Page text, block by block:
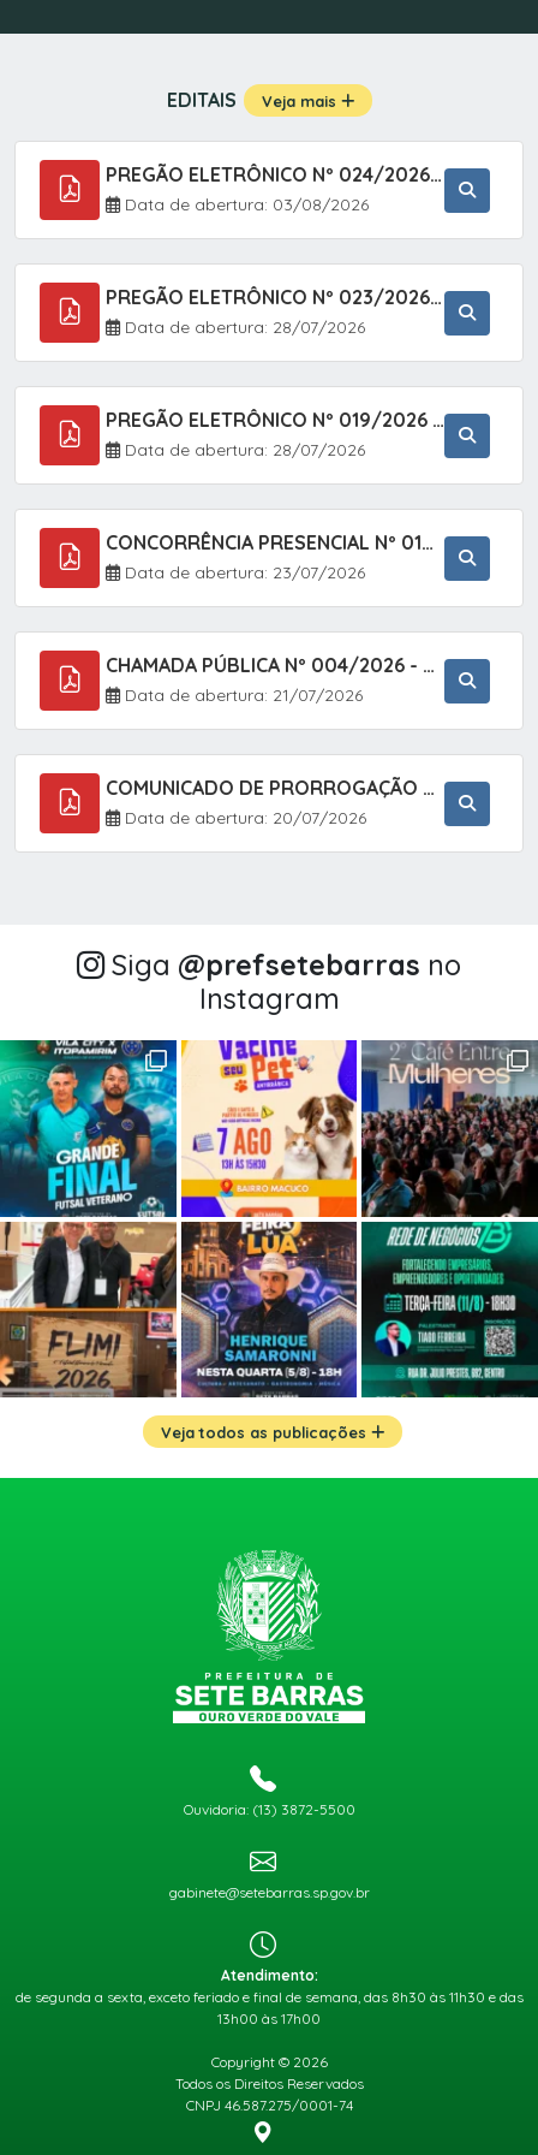
EDITAIS Veja mais
PREGÃO ELETRÔNICO Nº 024/2026 - AQUISIÇÃO DE GÁS MEDICINAL TIPO OXIGÊNIO (1,00 M3, 3,00 M3 E 10,00 M3), EM ATENDIMENTO À SECRETARIA MUNICIPAL DE SAÚDE, ATRAVÉS DO SISTEMA DE REGISTRO DE PREÇOS (SRP)
Data de abertura: 03/08/2026
PREGÃO ELETRÔNICO Nº 023/2026 - AQUISIÇÃO DE ENXOVAL INFANTIL, EM ATENDIMENTO À SECRETARIA MUNICIPAL DE EDUCAÇÃO, ATRAVÉS DO SISTEMA DE REGISTRO DE PREÇOS (SRP).
Data de abertura: 28/07/2026
PREGÃO ELETRÔNICO Nº 019/2026 - ONTRATAÇÃO DE EMPRESA ESPECIALIZADA PARA A PRESTAÇÃO DE SERVIÇOS VETERINÁRIOS CLÍNICOS E CIRÚRGICOS, COM FOCO EM AÇÕES DE SAÚDE PÚBLICA, BEM-ESTAR ANIMAL E CONTROLE POPULACIONAL ÉTICO DE CÃES E GATOS, EM ATENDIMENTO À
Data de abertura: 28/07/2026
CONCORRÊNCIA PRESENCIAL Nº 018/2026 - PAVIMENTAÇÃO ASFÁLTICA NO BAIRRO VOTUPOCA ? ESTRADA DA RAPOSA, NO MUNICÍPIO DE SETE BARRAS/SP
Data de abertura: 23/07/2026
CHAMADA PÚBLICA Nº 004/2026 - AQUISIÇÃO DE GÊNEROS ALIMENTÍCIOS DA AGRICULTURA FAMILIAR PARA ALIMENTAÇÃO ESCOLAR COM DISPENSA DE LICITAÇÃO, LEI N.º 11.947, DE 16/07/2009, RESOLUÇÃO N.º 26 DO FNDE, DE 17/06/2013 E ALTERAÇÕES E A LEI FEDERAL Nº 14.133/
Data de abertura: 21/07/2026
COMUNICADO DE PRORROGAÇÃO DE PRAZO DO CHAMAMENTO PÚBLICO Nº 005/2026 - FOMENTO À EXECUÇÃO DE AÇÕES CULTURAIS (APOIO DIRETO SELEÇÃO DE PROJETOS PARA FIRMAR TERMO DE EXECUÇÃO CULTURAL COM RECURSOS DA POLÍTICA NACIONAL ALDIR BLANC DE FOMENTO À CULTURA
Data de abertura: 20/07/2026
Siga @‌prefsetebarras no
Instagram
Veja todos as publicações
Ouvidoria: (13) 3872-5500
gabinete@setebarras.sp.gov.br
Atendimento:
de segunda a sexta, exceto feriado e final de semana, das 8h30 às 11h30 e das
13h00 às 17h00
Copyright © 2026
Todos os Direitos Reservados
CNPJ 46.587.275/0001-74